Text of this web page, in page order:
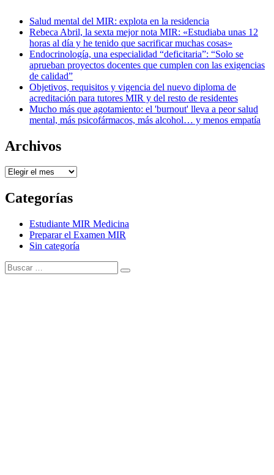
Salud mental del MIR: explota en la residencia
Rebeca Abril, la sexta mejor nota MIR: «Estudiaba unas 12
horas al día y he tenido que sacrificar muchas cosas»
Endocrinología, una especialidad “deficitaria”: “Solo se
aprueban proyectos docentes que cumplen con las exigencias
de calidad”
Objetivos, requisitos y vigencia del nuevo diploma de
acreditación para tutores MIR y del resto de residentes
Mucho más que agotamiento: el 'burnout' lleva a peor salud
mental, más psicofármacos, más alcohol… y menos empatía
Archivos
Archivos
Categorías
Estudiante MIR Medicina
Preparar el Examen MIR
Sin categoría
Buscar:
Buscar